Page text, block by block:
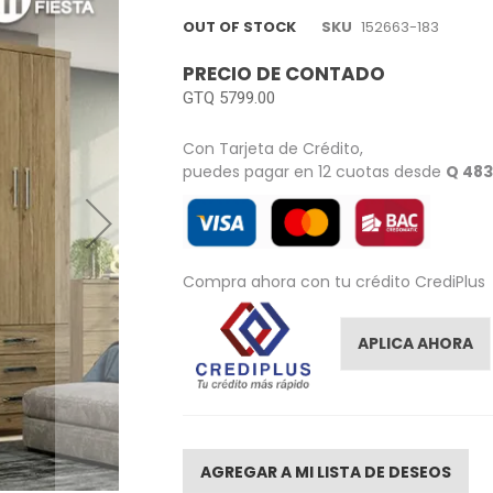
OUT OF STOCK SKU 152663-183
PRECIO DE CONTADO
GTQ 5799.00
Con Tarjeta de Crédito,
puedes pagar en 12 cuotas desde Q
Compra ahora con tu crédito CrediPlus
APLICA AHORA
AGREGAR A MI LISTA DE DESEOS